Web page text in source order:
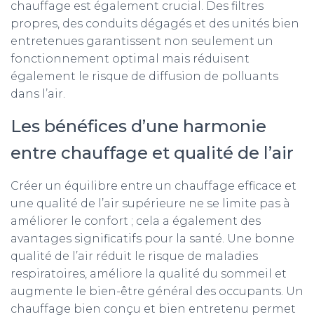
chauffage est également crucial. Des filtres
propres, des conduits dégagés et des unités bien
entretenues garantissent non seulement un
fonctionnement optimal mais réduisent
également le risque de diffusion de polluants
dans l’air.
Les bénéfices d’une harmonie
entre chauffage et qualité de l’air
Créer un équilibre entre un chauffage efficace et
une qualité de l’air supérieure ne se limite pas à
améliorer le confort ; cela a également des
avantages significatifs pour la santé. Une bonne
qualité de l’air réduit le risque de maladies
respiratoires, améliore la qualité du sommeil et
augmente le bien-être général des occupants. Un
chauffage bien conçu et bien entretenu permet